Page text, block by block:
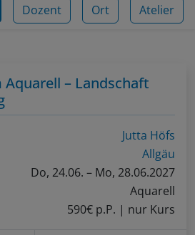
Dozent Ort Atelier
Aquarell – Landschaft
Jutta Höfs
Allgäu
Do, 24.06. – Mo, 28.06.2027
Aquarell
590€ p.P. | nur Kurs